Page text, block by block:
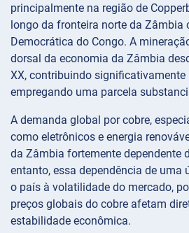
principalmente na região de
longo da fronteira norte da Zâmbia
Democrática do Congo. A
dorsal da economia da Zâmbia
XX, contribuindo significativamente
empregando uma parcela
A demanda global por cobre,
como eletrônicos e energia
da Zâmbia fortemente dependente
entanto, essa dependência de uma
o país à volatilidade do mercado,
preços globais do cobre afetam
estabilidade econômica.